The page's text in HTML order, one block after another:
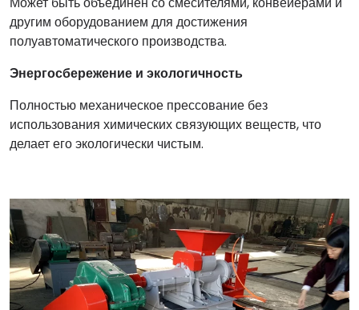
другим оборудованием для достижения
полуавтоматического производства.
Энергосбережение и экологичность
Полностью механическое прессование без
использования химических связующих веществ, что
делает его экологически чистым.